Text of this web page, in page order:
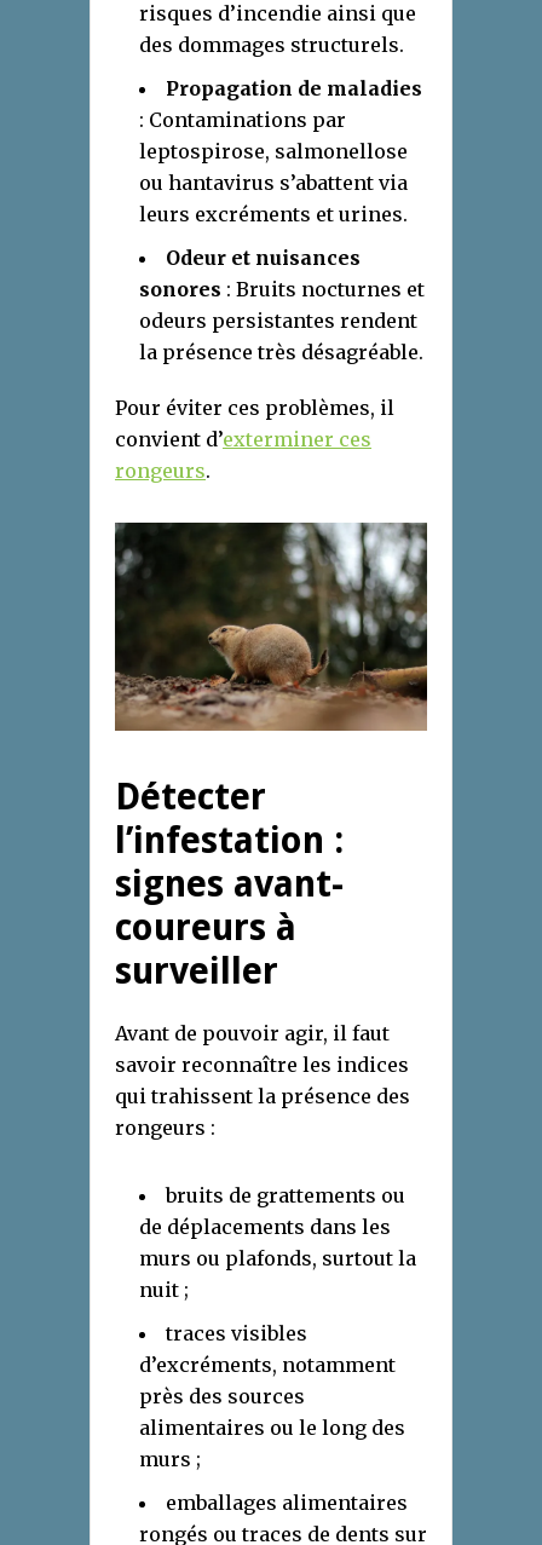
risques d’incendie ainsi que
des dommages structurels.
Propagation de maladies
: Contaminations par
leptospirose, salmonellose
ou hantavirus s’abattent via
leurs excréments et urines.
Odeur et nuisances
sonores : Bruits nocturnes et
odeurs persistantes rendent
la présence très désagréable.
Pour éviter ces problèmes, il
convient d’exterminer ces
rongeurs.
Détecter
l’infestation :
signes avant-
coureurs à
surveiller
Avant de pouvoir agir, il faut
savoir reconnaître les indices
qui trahissent la présence des
rongeurs :
bruits de grattements ou
de déplacements dans les
murs ou plafonds, surtout la
nuit ;
traces visibles
d’excréments, notamment
près des sources
alimentaires ou le long des
murs ;
emballages alimentaires
rongés ou traces de dents sur